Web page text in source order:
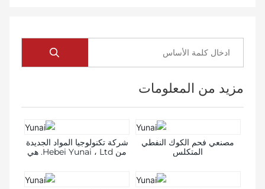
مزيد من المعلومات
مصنعي فحم الكوك النفطي
المتكلس
شركة تكنولوجيا المواد الجديدة
من Hebei Yunai ، Ltd. هي
الجرافيت في مقاطعة خبى